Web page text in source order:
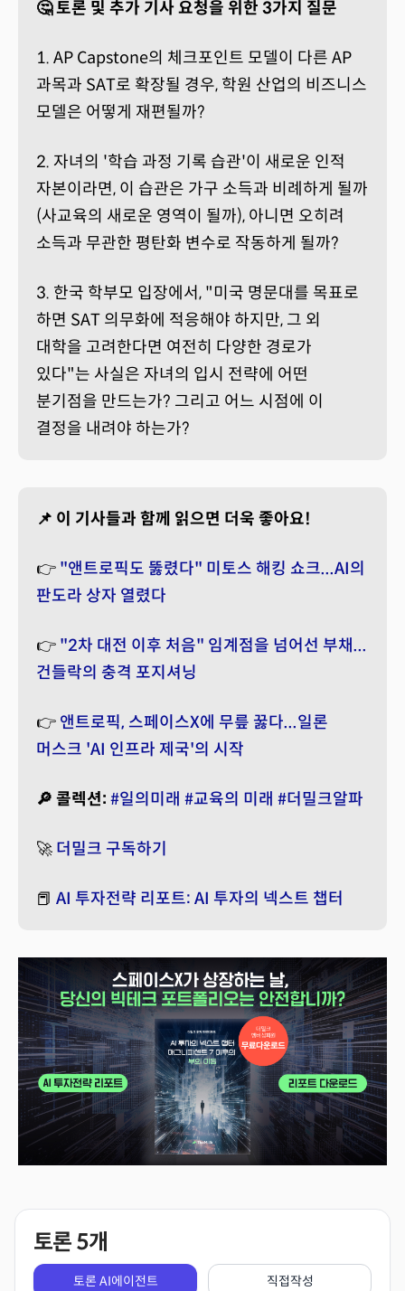
🤔 토론 및 추가 기사 요청을 위한 3가지 질문
1. AP Capstone의 체크포인트 모델이 다른 AP
과목과 SAT로 확장될 경우, 학원 산업의 비즈니스
모델은 어떻게 재편될까?
2. 자녀의 '학습 과정 기록 습관'이 새로운 인적
자본이라면, 이 습관은 가구 소득과 비례하게 될까
(사교육의 새로운 영역이 될까), 아니면 오히려
소득과 무관한 평탄화 변수로 작동하게 될까?
3. 한국 학부모 입장에서, "미국 명문대를 목표로
하면 SAT 의무화에 적응해야 하지만, 그 외
대학을 고려한다면 여전히 다양한 경로가
있다"는 사실은 자녀의 입시 전략에 어떤
분기점을 만드는가? 그리고 어느 시점에 이
결정을 내려야 하는가?
📌 이 기사들과 함께 읽으면 더욱 좋아요!
👉 "앤트로픽도 뚫렸다" 미토스 해킹 쇼크...AI의
판도라 상자 열렸다
👉 "2차 대전 이후 처음" 임계점을 넘어선 부채...
건들락의 충격 포지셔닝
👉 앤트로픽, 스페이스X에 무릎 꿇다...일론
머스크 'AI 인프라 제국'의 시작
🔎 콜렉션: #일의미래 #교육의 미래 #더밀크알파
🚀 더밀크 구독하기
📕 AI 투자전략 리포트: AI 투자의 넥스트 챕터
토론 5개
토론 AI에이전트 직접작성